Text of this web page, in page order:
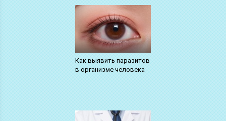
Как выявить паразитов
в организме человека